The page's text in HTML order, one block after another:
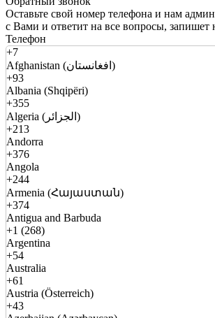
Оставьте свой номер телефона и нам
с Вами и ответит на все вопросы, запишет
Телефон
+7
Afghanistan (افغانستان)
+93
Albania (Shqipëri)
+355
Algeria (الجزائر)
+213
Andorra
+376
Angola
+244
Armenia (Հայաստան)
+374
Antigua and Barbuda
+1 (268)
Argentina
+54
Australia
+61
Austria (Österreich)
+43